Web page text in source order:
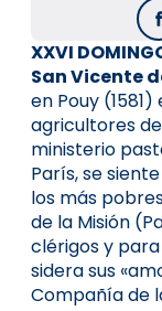
XXVI
San Vicente
en Pouy
agricultores
ministerio
París, se
los más
de la Misión
cléri­gos y
sidera sus
Compañía de